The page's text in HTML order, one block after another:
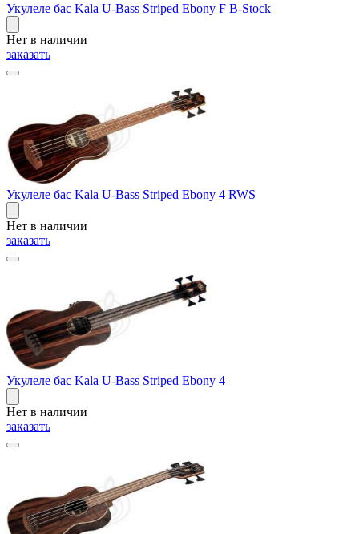
Укулеле бас Kala U-Bass Striped Ebony F B-Stock
Нет в наличии
заказать
Укулеле бас Kala U-Bass Striped Ebony 4 RWS
Нет в наличии
заказать
Укулеле бас Kala U-Bass Striped Ebony 4
Нет в наличии
заказать